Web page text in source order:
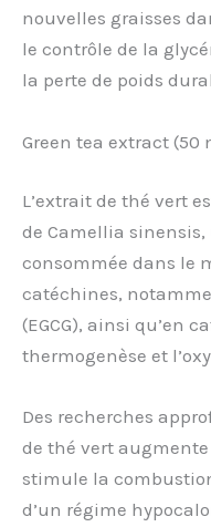
nouvelles graisses
le contrôle de la
la perte de poids
Green tea extract (50
L’extrait de thé vert
de Camellia
consommée dans le
catéchines,
(EGCG), ainsi qu’en
thermogenèse et
Des recherches
de thé vert
stimule la
d’un régime